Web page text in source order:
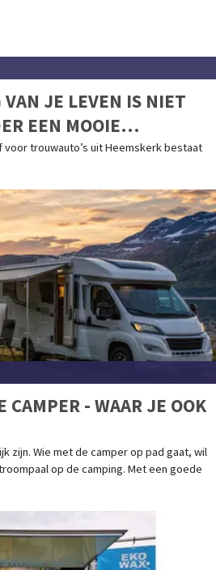
VAN JE LEVEN IS NIET
EEN MOOIE
trouwauto’s uit Heemskerk bestaat
- WAAR JE OOK
zijn. Wie met de camper op pad gaat, wil
op de camping. Met een goede